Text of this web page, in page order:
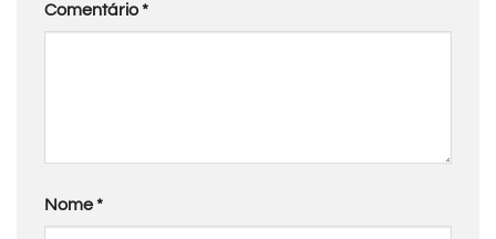
Comentário*
Nome*